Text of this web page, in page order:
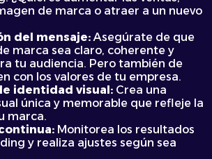
de marca o atraer a un nuevo
del mensaje:Asegúrate de que
marca sea claro, coherente y
tu audiencia. Pero también de
con los valores de tu empresa.
identidad visual: Crea una
única y memorable que refleje la
marca.
Monitorea los resultados
y realiza ajustes según sea